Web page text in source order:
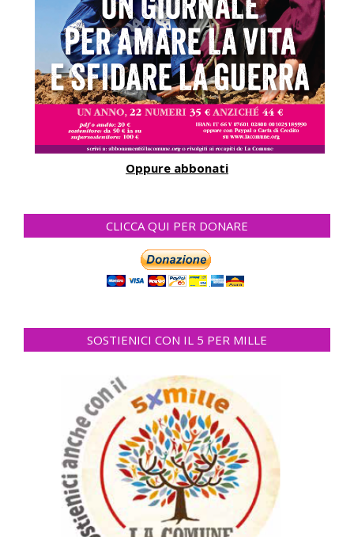
Oppure abbonati
CLICCA QUI PER DONARE
SOSTIENICI CON IL 5 PER MILLE